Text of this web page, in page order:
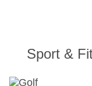
Sport &